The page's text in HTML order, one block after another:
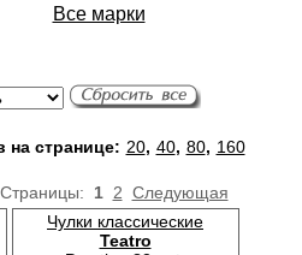
Все марки
на странице: 20, 40, 80, 160
Страницы: 1 2 Следующая
Чулки классические
Teatro